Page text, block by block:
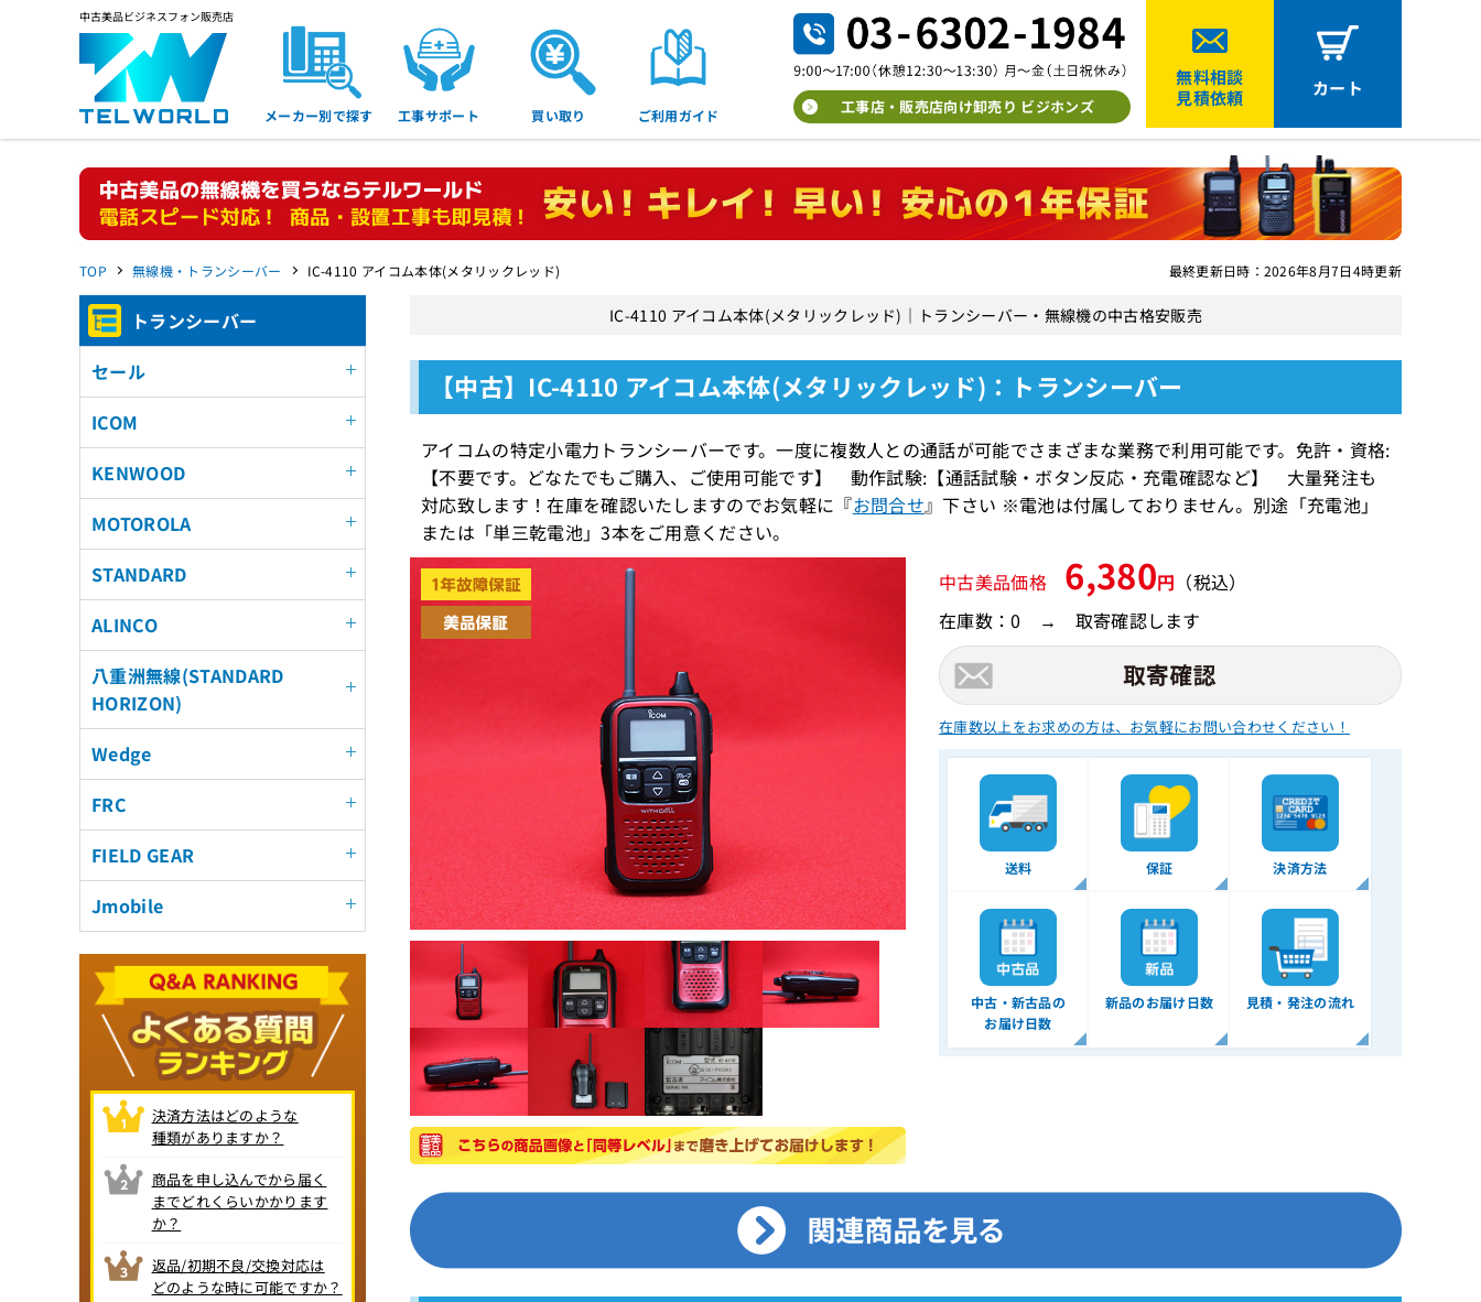
中古美品ビジネスフォン販売店
メーカー別で探す 工事サポート 買い取り ご利用ガイド 工事店・販売店向け卸売り ビジホンズ
無料相談
見積依頼
カート
最終更新日時：2026年8月7日4時更新
TOP 無線機・トランシーバー IC-4110 アイコム本体(メタリックレッド)
IC-4110 アイコム本体(メタリックレッド)｜トランシーバー・無線機の中古格安販売
【中古】IC-4110 アイコム本体(メタリックレッド)：トランシーバー
アイコムの特定小電力トランシーバーです。一度に複数人との通話が可能でさまざまな業務で利用可能です。免許・資格:
【不要です。どなたでもご購入、ご使用可能です】 動作試験:【通話試験・ボタン反応・充電確認など】 大量発注も
対応致します！在庫を確認いたしますのでお気軽に『お問合せ』下さい ※電池は付属しておりません。別途「充電池」
または「単三乾電池」3本をご用意ください。
中古美品価格 6,380円 （税込）
在庫数：0 → 取寄確認します
在庫数以上をお求めの方は、 お気軽にお問い合わせください！
送料 保証 決済方法
中古・新古品の
お届け日数
新品のお届け日数 見積・発注の流れ
トランシーバー
セール
ICOM
KENWOOD
MOTOROLA
STANDARD
ALINCO
八重洲無線(STANDARD
HORIZON)
Wedge
FRC
FIELD GEAR
Jmobile
決済方法はどのような
種類がありますか？
商品を申し込んでから届く
までどれくらいかかります
か？
返品/初期不良/交換対応は
どのような時に可能ですか？